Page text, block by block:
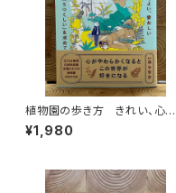
植物園の歩き方 きれい、心地
よい、愛おしい さまざまな「うつ
くしい」を求めて
¥1,980